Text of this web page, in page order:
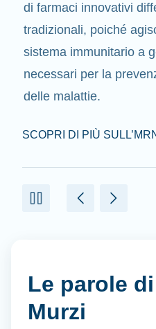
di farmaci innovativi
tradizionali, poiché
sistema immunitario a
necessari per la
delle malattie.
SCOPRI DI PIÙ
Le parole
Murzi